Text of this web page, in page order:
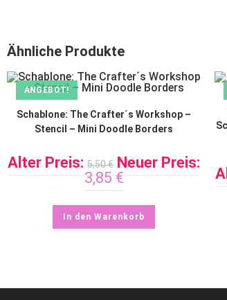
Ähnliche Produkte
ANGEBOT!
Schablone: The Crafter´s Workshop –
Stencil – Mini Doodle Borders
Alter Preis: 5,50€ Neuer Preis:
3,85 €
In den Warenkorb